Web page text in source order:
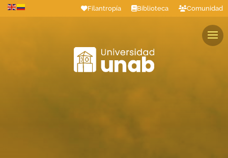
Filantropía Biblioteca Comunidad
Estudiantes Profesores Colaboradores Graduados